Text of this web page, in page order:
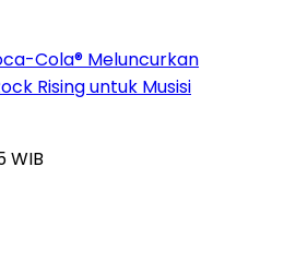
Cola® Meluncurkan
Rising untuk Musisi
WIB